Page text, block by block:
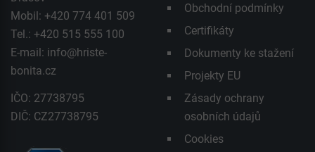
Mobil: +420 774 401 509
Tel.: +420 515 555 100
E-mail: info@hriste-
bonita.cz
IČO: 27738795
DIČ: CZ27738795
Obchodní podmínky
Certifikáty
Dokumenty ke stažení
Projekty EU
Zásady ochrany
osobních údajů
Cookies